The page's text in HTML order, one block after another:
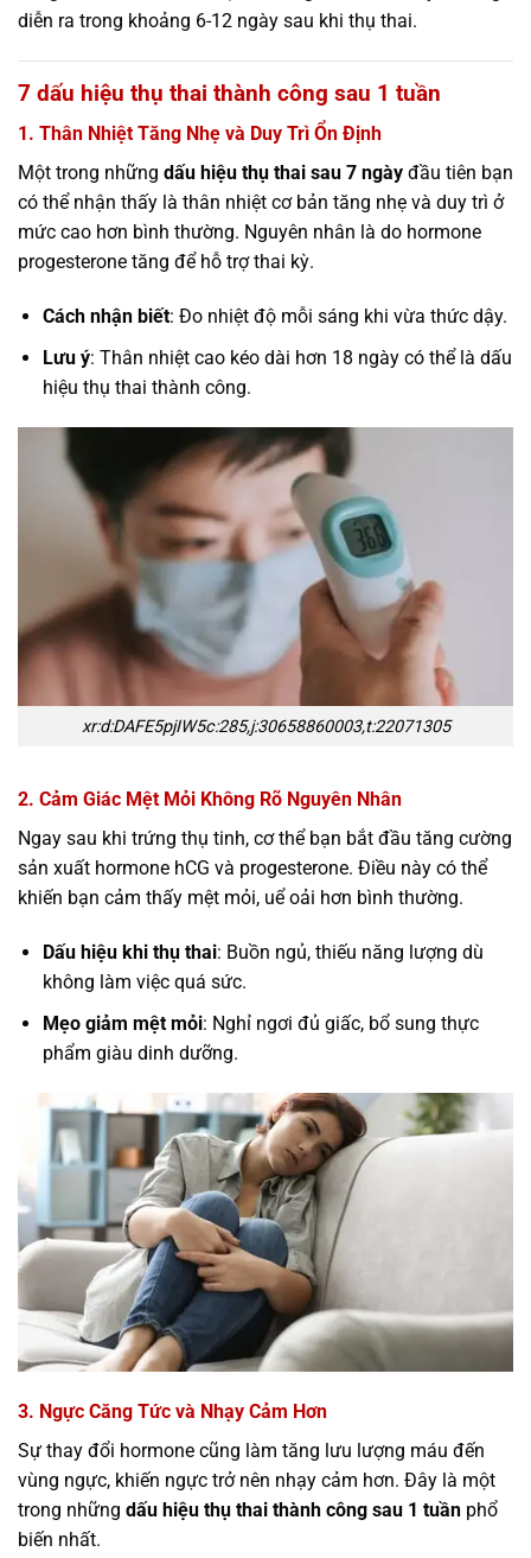
diễn ra trong khoảng 6-12 ngày sau khi thụ thai.
7 dấu hiệu thụ thai thành công sau 1 tuần
1. Thân Nhiệt Tăng Nhẹ và Duy Trì Ổn Định
Một trong những dấu hiệu thụ thai sau 7 ngày đầu tiên bạn
có thể nhận thấy là thân nhiệt cơ bản tăng nhẹ và duy trì ở
mức cao hơn bình thường. Nguyên nhân là do hormone
progesterone tăng để hỗ trợ thai kỳ.
Cách nhận biết: Đo nhiệt độ mỗi sáng khi vừa thức dậy.
Lưu ý: Thân nhiệt cao kéo dài hơn 18 ngày có thể là dấu
hiệu thụ thai thành công.
xr:d:DAFE5pjIW5c:285,j:30658860003,t:22071305
2. Cảm Giác Mệt Mỏi Không Rõ Nguyên Nhân
Ngay sau khi trứng thụ tinh, cơ thể bạn bắt đầu tăng cường
sản xuất hormone hCG và progesterone. Điều này có thể
khiến bạn cảm thấy mệt mỏi, uể oải hơn bình thường.
Dấu hiệu khi thụ thai: Buồn ngủ, thiếu năng lượng dù
không làm việc quá sức.
Mẹo giảm mệt mỏi: Nghỉ ngơi đủ giấc, bổ sung thực
phẩm giàu dinh dưỡng.
3. Ngực Căng Tức và Nhạy Cảm Hơn
Sự thay đổi hormone cũng làm tăng lưu lượng máu đến
vùng ngực, khiến ngực trở nên nhạy cảm hơn. Đây là một
trong những dấu hiệu thụ thai thành công sau 1 tuần phổ
biến nhất.